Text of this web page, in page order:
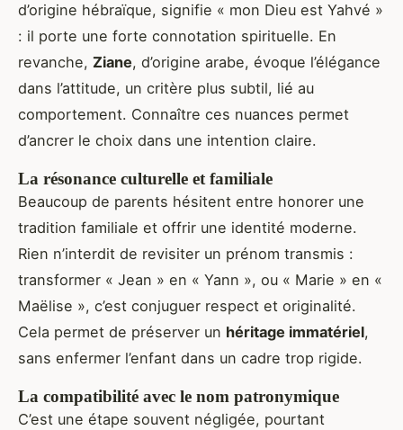
d’origine hébraïque, signifie « mon Dieu est Yahvé »
: il porte une forte connotation spirituelle. En
revanche, Ziane, d’origine arabe, évoque l’élégance
dans l’attitude, un critère plus subtil, lié au
comportement. Connaître ces nuances permet
d’ancrer le choix dans une intention claire.
La résonance culturelle et familiale
Beaucoup de parents hésitent entre honorer une
tradition familiale et offrir une identité moderne.
Rien n’interdit de revisiter un prénom transmis :
transformer « Jean » en « Yann », ou « Marie » en «
Maëlise », c’est conjuguer respect et originalité.
Cela permet de préserver un héritage immatériel,
sans enfermer l’enfant dans un cadre trop rigide.
La compatibilité avec le nom patronymique
C’est une étape souvent négligée, pourtant